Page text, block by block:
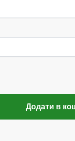
Додати в